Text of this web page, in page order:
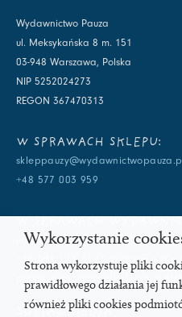
Wydawnictwo Pauza
ul. Meksykańska 8 m. 151
03-948 Warszawa, Polska
NIP 5252024273
REGON 367470313
W SPRAWACH SKLEPU:
skleppauzy@wydawnictwopauza.pl
+48 577 003 959
info@wydawnictwopauza.pl
+48 501 177 119 (czynny w dni
proszę o wysłanie wiadomości
SOCIAL MEDIA
Wykorzystanie
Strona wykorzystuje pliki
prawidłowego działania jej
również pliki cookies